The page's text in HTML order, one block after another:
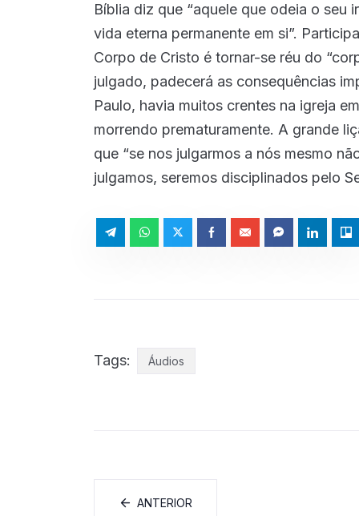
Bíblia diz que “aquele que odeia o seu
vida eterna permanente em si”.
Corpo de Cristo é tornar-se réu do
julgado, padecerá as consequências
Paulo, havia muitos crentes na igreja
morrendo prematuramente. A grande
que “se nos julgarmos a nós mesmo
julgamos, seremos disciplinados pelo
Tags: Áudios
ANTERIOR